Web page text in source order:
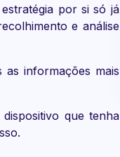
por si só já
e análise
as informações mais
que tenha